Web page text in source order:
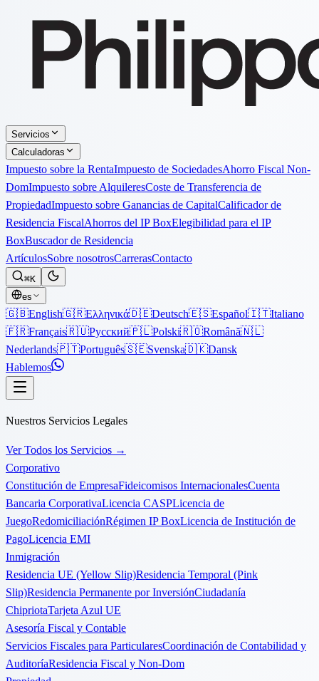
Servicios
Calculadoras
Impuesto sobre la RentaImpuesto de SociedadesAhorro Fiscal Non-
DomImpuesto sobre AlquileresCoste de Transferencia de
PropiedadImpuesto sobre Ganancias de CapitalCalificador de
Residencia FiscalAhorros del IP BoxElegibilidad para el IP
BoxBuscador de Residencia
ArtículosSobre nosotrosCarrerasContacto
⌘K
es
🇬🇧English🇬🇷Ελληνικά🇩🇪Deutsch🇪🇸Español🇮🇹Italiano
🇫🇷Français🇷🇺Русский🇵🇱Polski🇷🇴Română🇳🇱
Nederlands🇵🇹Português🇸🇪Svenska🇩🇰Dansk
Hablemos
Nuestros Servicios Legales
Ver Todos los Servicios →
Corporativo
Constitución de EmpresaFideicomisos InternacionalesCuenta
Bancaria CorporativaLicencia CASPLicencia de
JuegoRedomiciliaciónRégimen IP BoxLicencia de Institución de
PagoLicencia EMI
Inmigración
Residencia UE (Yellow Slip)Residencia Temporal (Pink
Slip)Residencia Permanente por InversiónCiudadanía
ChipriotaTarjeta Azul UE
Asesoría Fiscal y Contable
Servicios Fiscales para ParticularesCoordinación de Contabilidad y
AuditoríaResidencia Fiscal y Non-Dom